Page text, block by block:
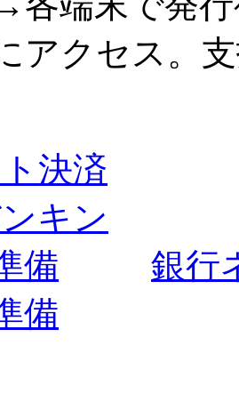
アクセス。
銀行
備